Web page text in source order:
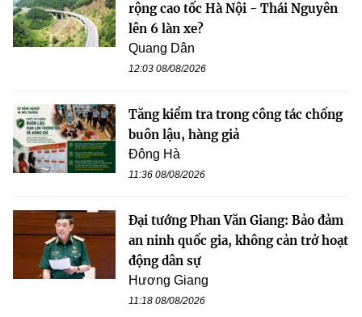
rộng cao tốc Hà Nội - Thái Nguyên
lên 6 làn xe?
Quang Dân
12:03 08/08/2026
Tăng kiểm tra trong công tác chống
buôn lậu, hàng giả
Đông Hà
11:36 08/08/2026
Đại tướng Phan Văn Giang: Bảo đảm
an ninh quốc gia, không cản trở hoạt
động dân sự
Hương Giang
11:18 08/08/2026